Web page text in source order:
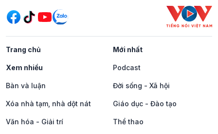
Trang chủ Mới nhất
Xem nhiều Podcast
Bàn và luận Đời sống - Xã hội
Xóa nhà tạm, nhà dột nát Giáo dục - Đào tạo
Văn hóa - Giải trí Thể thao